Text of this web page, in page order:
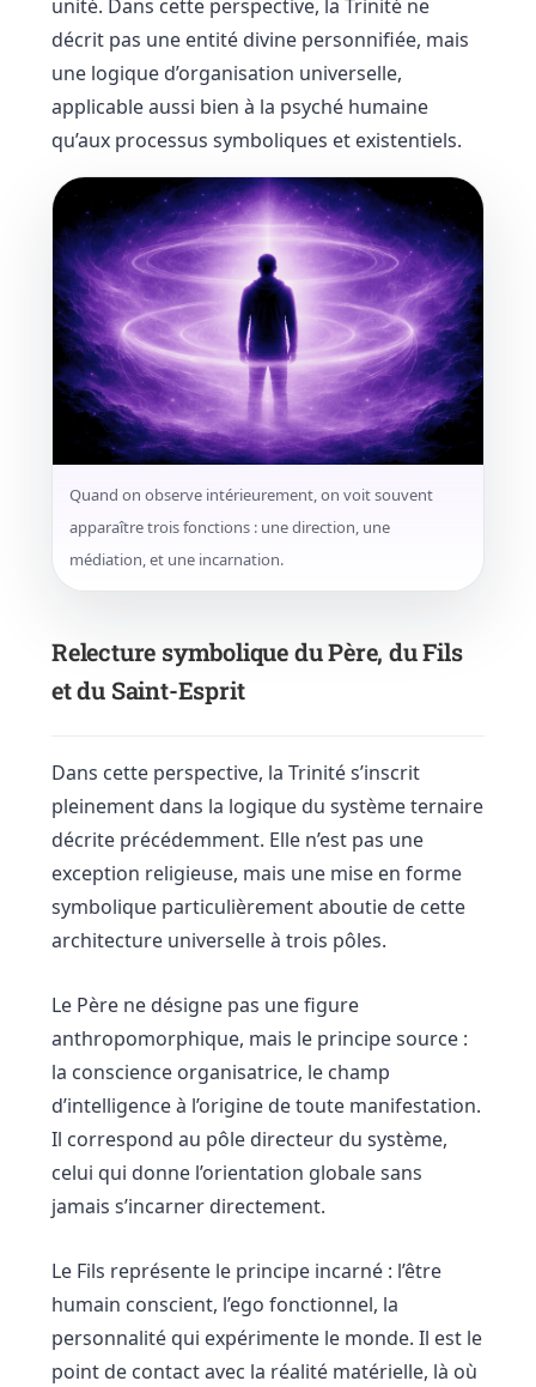
unité. Dans cette perspective, la Trinité ne
décrit pas une entité divine personnifiée, mais
une logique d’organisation universelle,
applicable aussi bien à la psyché humaine
qu’aux processus symboliques et existentiels.
Quand on observe intérieurement, on voit souvent
apparaître trois fonctions : une direction, une
médiation, et une incarnation.
Relecture symbolique du Père, du Fils
et du Saint-Esprit
Dans cette perspective, la Trinité s’inscrit
pleinement dans la logique du système ternaire
décrite précédemment. Elle n’est pas une
exception religieuse, mais une mise en forme
symbolique particulièrement aboutie de cette
architecture universelle à trois pôles.
Le Père ne désigne pas une figure
anthropomorphique, mais le principe source :
la conscience organisatrice, le champ
d’intelligence à l’origine de toute manifestation.
Il correspond au pôle directeur du système,
celui qui donne l’orientation globale sans
jamais s’incarner directement.
Le Fils représente le principe incarné : l’être
humain conscient, l’ego fonctionnel, la
personnalité qui expérimente le monde. Il est le
point de contact avec la réalité matérielle, là où